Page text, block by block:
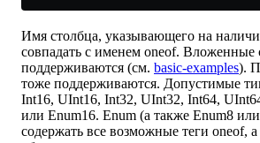
Имя столбца, указывающего на
совпадать с именем oneof. Вложенные
поддерживаются (см. basic-examples).
тоже поддерживаются. Допустимые
Int16, UInt16, Int32, UInt32, Int64,
или Enum16. Enum (а также Enum8
содержать все возможные теги oneof,